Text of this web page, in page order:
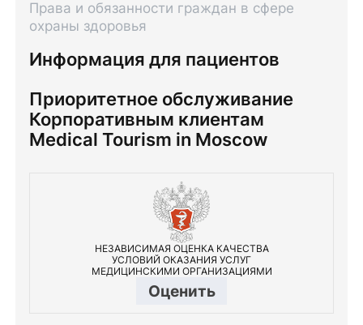
Информация для пациентов
Права и обязанности граждан в сфере
охраны здоровья
Приоритетное обслуживание
Корпоративным клиентам
Medical Tourism in Moscow
НЕЗАВИСИМАЯ ОЦЕНКА КАЧЕСТВА
УСЛОВИЙ ОКАЗАНИЯ УСЛУГ
МЕДИЦИНСКИМИ ОРГАНИЗАЦИЯМИ
Оценить